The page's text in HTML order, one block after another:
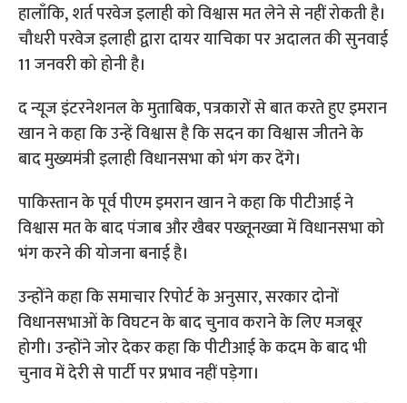
हालाँकि, शर्त परवेज इलाही को विश्वास मत लेने से नहीं रोकती है।
चौधरी परवेज इलाही द्वारा दायर याचिका पर अदालत की सुनवाई
11 जनवरी को होनी है।
द न्यूज इंटरनेशनल के मुताबिक, पत्रकारों से बात करते हुए इमरान
खान ने कहा कि उन्हें विश्वास है कि सदन का विश्वास जीतने के
बाद मुख्यमंत्री इलाही विधानसभा को भंग कर देंगे।
पाकिस्तान के पूर्व पीएम इमरान खान ने कहा कि पीटीआई ने
विश्वास मत के बाद पंजाब और खैबर पख्तूनख्वा में विधानसभा को
भंग करने की योजना बनाई है।
उन्होंने कहा कि समाचार रिपोर्ट के अनुसार, सरकार दोनों
विधानसभाओं के विघटन के बाद चुनाव कराने के लिए मजबूर
होगी। उन्होंने जोर देकर कहा कि पीटीआई के कदम के बाद भी
चुनाव में देरी से पार्टी पर प्रभाव नहीं पड़ेगा।